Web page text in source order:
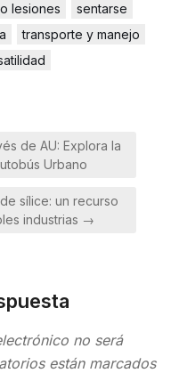
lesiones
sentarse
transporte y manejo
de AU: Explora la
Urbano
sílice: un recurso
industrias →
no será
están marcados